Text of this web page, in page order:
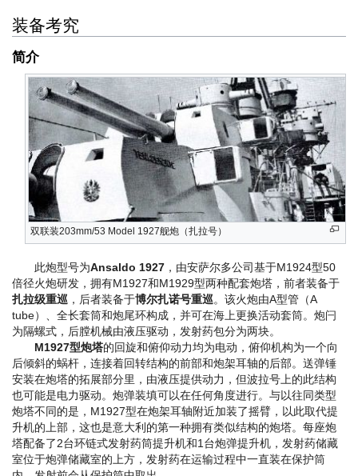
装备考究
简介
双联装203mm/53 Model 1927舰炮（扎拉号）
此炮型号为Ansaldo 1927 ，由安萨尔多公司基于M1924型50
倍径火炮研发，拥有M1927和M1929型两种配套炮塔，前者装备于
扎拉级重巡 ，后者装备于博尔扎诺号重巡。该火炮由A型管（A
tube）、全长套筒和炮尾环构成，并可在海上更换活动套筒。炮闩
为隔螺式，后膛机械由液压驱动，发射药包分为两块。
M1927型炮塔的回旋和俯仰动力均为电动，俯仰机构为一个向
后倾斜的蜗杆，连接着回转结构的前部和炮架耳轴的后部。送弹锤
安装在炮塔的拓展部分里，由液压提供动力，但波拉号上的此结构
也可能是电力驱动。炮弹装填可以在任何角度进行。与以往同类型
炮塔不同的是，M1927型在炮架耳轴附近加装了摇臂，以此取代提
升机的上部，这也是意大利的第一种拥有类似结构的炮塔。每座炮
塔配备了2台环链式发射药筒提升机和1台炮弹提升机，发射药储藏
室位于炮弹储藏室的上方，发射药在运输过程中一直装在保护筒